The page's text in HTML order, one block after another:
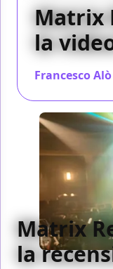
Matrix
la
Francesco Alò
Matrix
la